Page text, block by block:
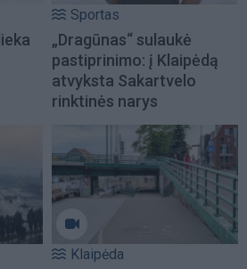
Sportas
„Dragūnas“ sulaukė
pastiprinimo: į Klaipėdą
atvyksta Sakartvelo
rinktinės narys
Klaipėda